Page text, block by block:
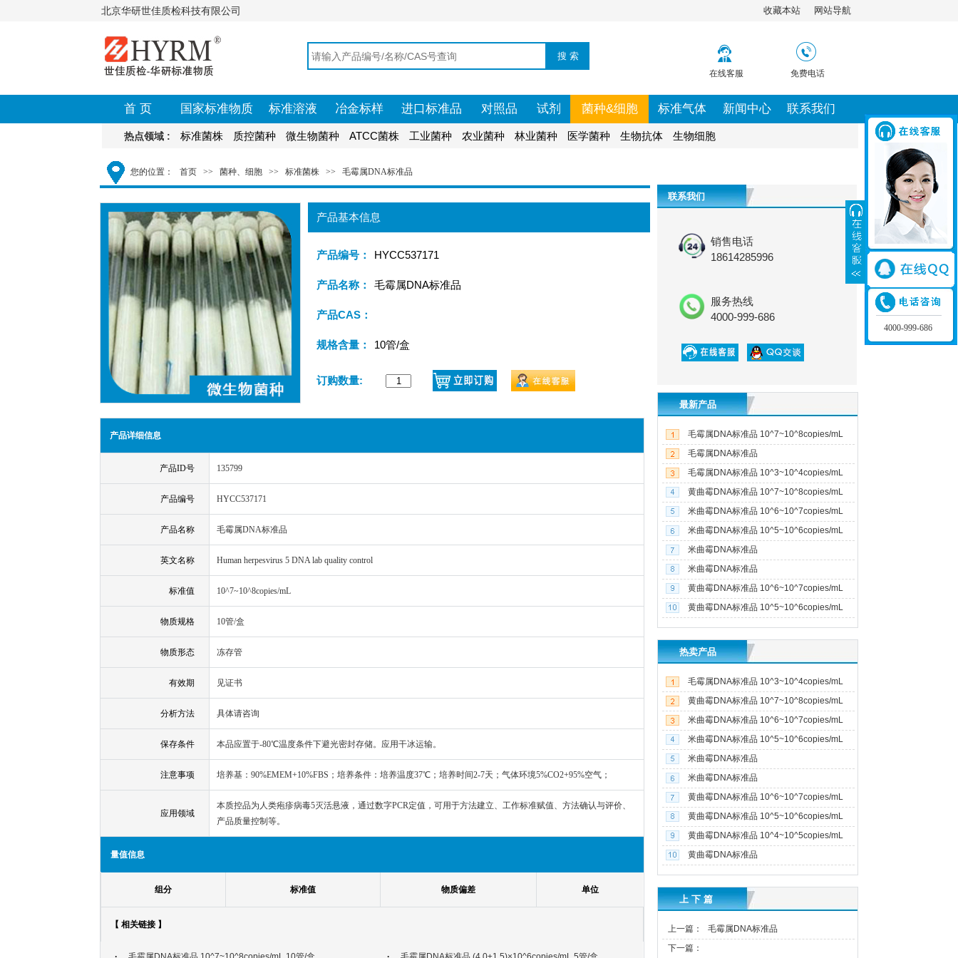
北京华研世佳质检科技有限公司 收藏本站 网站导航
在线客服 免费电话
首 页 国家标准物质 标准溶液 冶金标样 进口标准品 对照品 试剂 菌种&细胞 标准气体 新闻中心 联系我们
热点领域 : 标准菌株 质控菌种 微生物菌种 ATCC菌株 工业菌种 农业菌种 林业菌种 医学菌种 生物抗体 生物细胞
您的位置： 首页 >> 菌种、细胞 >> 标准菌株 >> 毛霉属DNA标准品
产品基本信息
产品编号： HYCC537171
产品名称： 毛霉属DNA标准品
产品CAS：
规格含量： 10管/盒
订购数量:
产品详细信息
产品ID号 135799
产品编号 HYCC537171
产品名称 毛霉属DNA标准品
英文名称 Human herpesvirus 5 DNA lab quality control
标准值 10^7~10^8copies/mL
物质规格 10管/盒
物质形态 冻存管
有效期 见证书
分析方法 具体请咨询
保存条件 本品应置于-80℃温度条件下避光密封存储。应用干冰运输。
注意事项 培养基：90%EMEM+10%FBS；培养条件：培养温度37℃；培养时间2-7天；气体环境5%CO2+95%空气；
应用领域
本质控品为人类疱疹病毒5灭活悬液，通过数字PCR定值，可用于方法建立、工作标准赋值、方法确认与评价、
产品质量控制等。
量值信息
组分 标准值 物质偏差 单位
【 相关链接 】
联系我们
销售电话
18614285996
服务热线
4000-999-686
最新产品
毛霉属DNA标准品 10^7~10^8copies/mL
10管/盒毛霉属DNA标准品
(4.0±1.5)×10^6copies/mL 5管/盒
毛霉属DNA标准品 10^3~10^4copies/mL
10管/盒黄曲霉DNA标准品 10^7~10^8copies/mL
10管/盒米曲霉DNA标准品 10^6~10^7copies/mL
10管/盒米曲霉DNA标准品 10^5~10^6copies/mL
10管/盒米曲霉DNA标准品
(2.8±0.6)×10^7copies/mL 5管/盒
米曲霉DNA标准品
(3.4±0.6)×10^6copies/mL 5管/盒
黄曲霉DNA标准品 10^6~10^7copies/mL
10管/盒黄曲霉DNA标准品 10^5~10^6copies/mL
10管/盒
热卖产品
毛霉属DNA标准品 10^3~10^4copies/mL
10管/盒黄曲霉DNA标准品 10^7~10^8copies/mL
10管/盒米曲霉DNA标准品 10^6~10^7copies/mL
10管/盒米曲霉DNA标准品 10^5~10^6copies/mL
10管/盒米曲霉DNA标准品
(2.8±0.6)×10^7copies/mL 5管/盒
米曲霉DNA标准品
(3.4±0.6)×10^6copies/mL 5管/盒
黄曲霉DNA标准品 10^6~10^7copies/mL
10管/盒黄曲霉DNA标准品 10^5~10^6copies/mL
10管/盒黄曲霉DNA标准品 10^4~10^5copies/mL
10管/盒黄曲霉DNA标准品
(7.5±1.5)×10^5copies/mL 5管/盒
上 下 篇
上一篇：
毛霉属DNA标准品
(4.0±1.5)×10^6copies/mL 5管/盒
下一篇：
4000-999-686